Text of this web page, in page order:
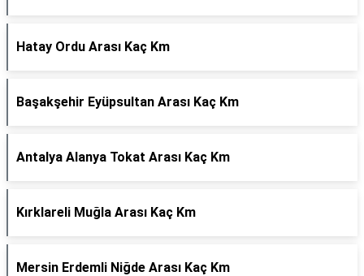
Hatay Ordu Arası Kaç Km
Başakşehir Eyüpsultan Arası Kaç Km
Antalya Alanya Tokat Arası Kaç Km
Kırklareli Muğla Arası Kaç Km
Mersin Erdemli Niğde Arası Kaç Km